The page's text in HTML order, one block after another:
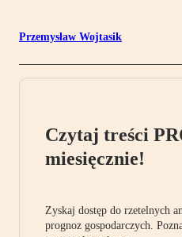
Przemysław Wojtasik
Czytaj treści
miesięcznie!
Zyskaj dostęp do rzetelnych
prognoz gospodarczych.